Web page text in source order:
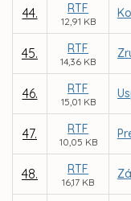
44. RTF
12,91 KB
45. RTF
14,36 KB
46. RTF
15,01 KB
47. RTF
10,05 KB
48. RTF
16,17 KB